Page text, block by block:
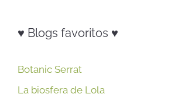
♥ Blogs favoritos ♥
Botanic Serrat
La biosfera de Lola